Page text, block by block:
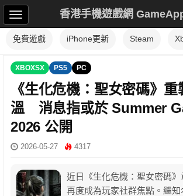
香港手機遊戲網
免費遊戲 iPhone更新 Steam
XBOXSX PS5 PC
《生化危機：聖女密碼》
溫 消息指或於 Summer
2026 公開
2026-05-27 4317
近日《生化危機：聖女密碼
再度成為玩家社群焦點。繼